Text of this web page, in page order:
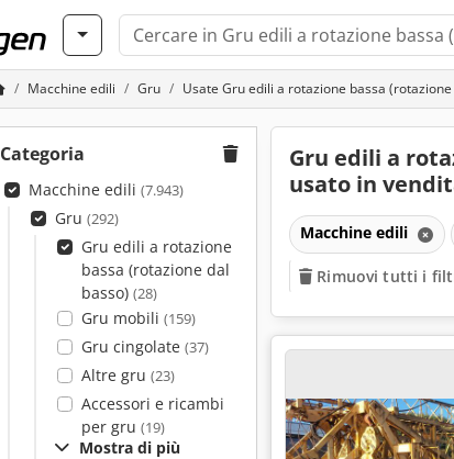
Macchine edili Gru Usate Gru edili a rotazione bassa
Categoria
Macchine edili (7.943)
Gru (292)
Gru edili a rotazione
bassa (rotazione dal
basso) (28)
Gru mobili (159)
Gru cingolate (37)
Altre gru (23)
Accessori e ricambi
per gru (19)
Mostra di più
Gru edili a
usato in
Macchine edili
Rimuovi tutti i